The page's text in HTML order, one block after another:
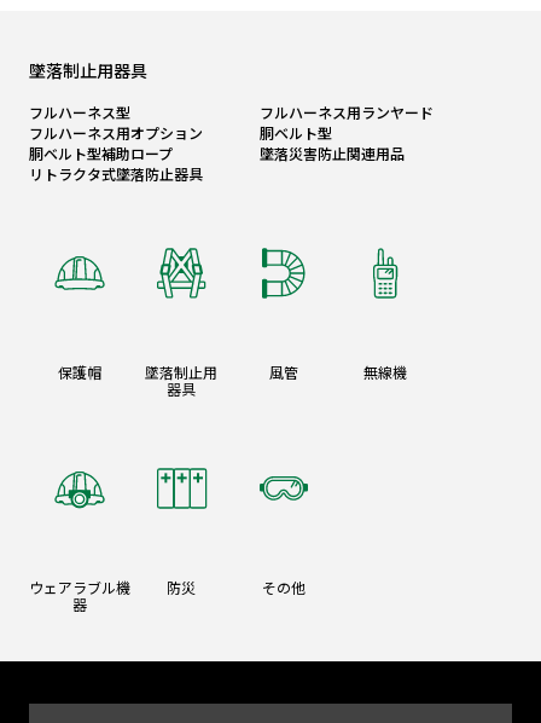
墜落制止用器具
フルハーネス型
フルハーネス用ランヤード
フルハーネス用オプション
胴ベルト型
胴ベルト型補助ロープ
墜落災害防止関連用品
リトラクタ式墜落防止器具
保護帽
墜落制止用
器具
風管 無線機
ウェアラブル機
器
防災 その他